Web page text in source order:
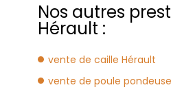
Nos autres
Hérault :
vente de caille Hérault
vente de poule